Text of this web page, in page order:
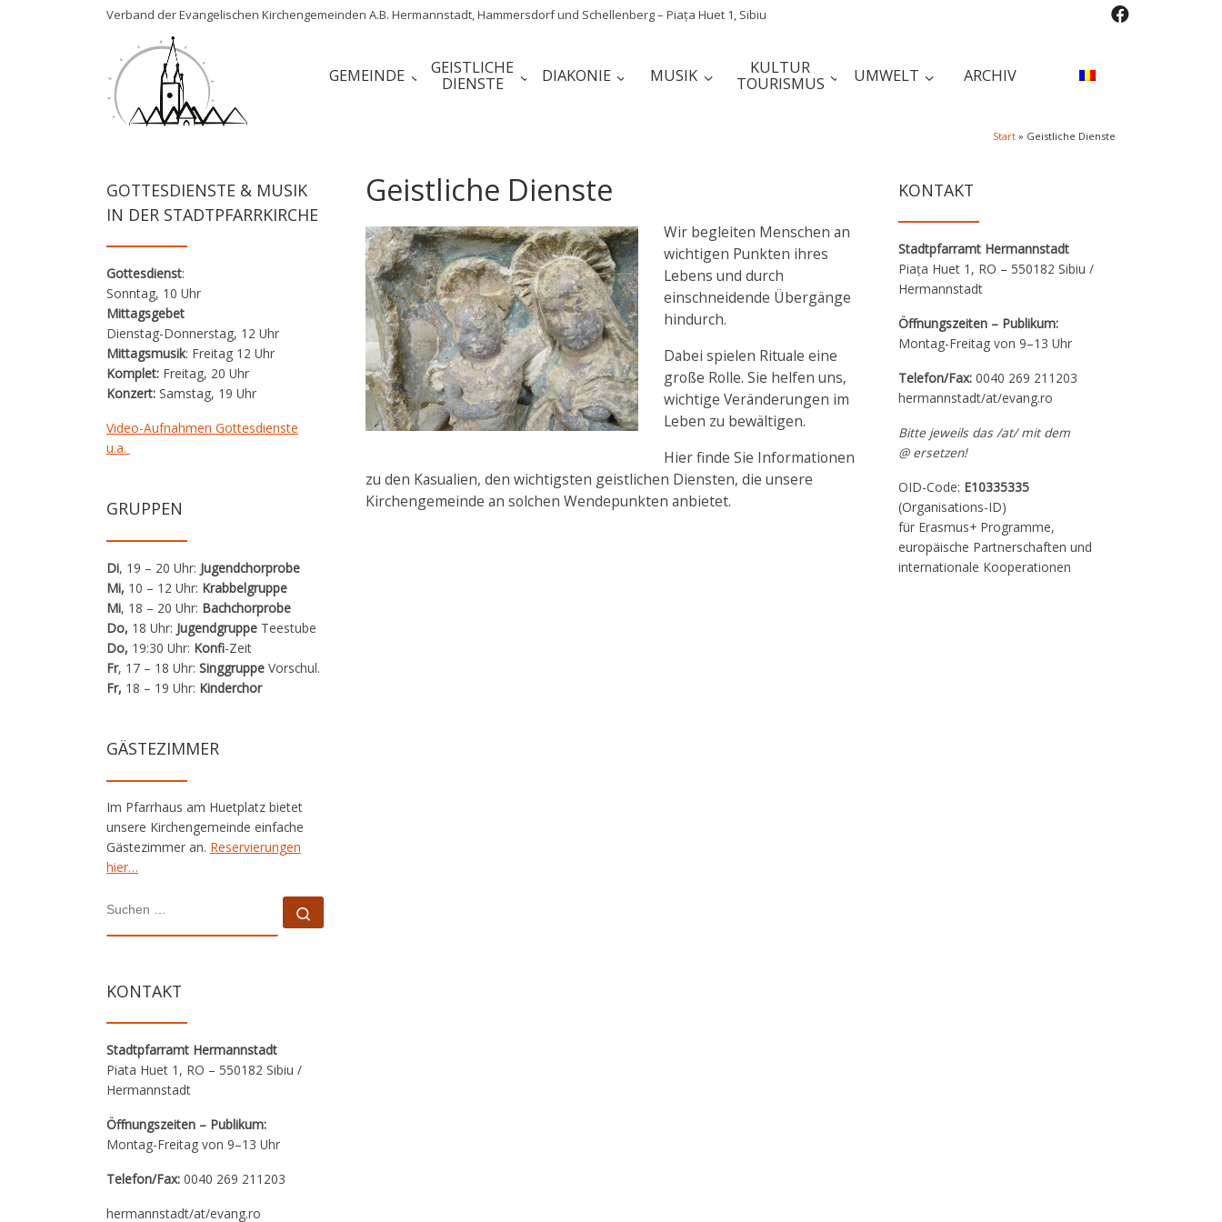
Verband der Evangelischen Kirchengemeinden A.B. Hermannstadt, Hammersdorf und Schellenberg – Piața Huet 1, Sibiu
GEMEINDE GEISTLICHE
DIENSTE DIAKONIE MUSIK KULTUR
TOURISMUS UMWELT ARCHIV
Start » Geistliche Dienste
Geistliche Dienste
Wir begleiten Menschen an
wichtigen Punkten ihres
Lebens und durch
einschneidende Übergänge
hindurch.
Dabei spielen Rituale eine
große Rolle. Sie helfen uns,
wichtige Veränderungen im
Leben zu bewältigen.
Hier finde Sie Informationen
zu den Kasualien, den wichtigsten geistlichen Diensten, die unsere
Kirchengemeinde an solchen Wendepunkten anbietet.
GOTTESDIENSTE & MUSIK
IN DER STADTPFARRKIRCHE
Gottesdienst:
Sonntag, 10 Uhr
Mittagsgebet
Dienstag-Donnerstag, 12 Uhr
Mittagsmusik: Freitag 12 Uhr
Komplet: Freitag, 20 Uhr
Konzert: Samstag, 19 Uhr
Video-Aufnahmen Gottesdienste
u.a.
GRUPPEN
Di, 19 – 20 Uhr: Jugendchorprobe
Mi, 10 – 12 Uhr: Krabbelgruppe
Mi, 18 – 20 Uhr: Bachchorprobe
Do, 18 Uhr: Jugendgruppe Teestube
Do, 19:30 Uhr: Konfi-Zeit
Fr, 17 – 18 Uhr: Singgruppe Vorschul.
Fr, 18 – 19 Uhr: Kinderchor
GÄSTEZIMMER
Im Pfarrhaus am Huetplatz bietet
unsere Kirchengemeinde einfache
Gästezimmer an. Reservierungen
hier…
SUCHE
KONTAKT
Stadtpfarramt Hermannstadt
Piata Huet 1, RO – 550182 Sibiu /
Hermannstadt
Öffnungszeiten – Publikum:
Montag-Freitag von 9–13 Uhr
Telefon/Fax: 0040 269 211203
hermannstadt/at/evang.ro
KONTAKT
Stadtpfarramt Hermannstadt
Piața Huet 1, RO – 550182 Sibiu /
Hermannstadt
Öffnungszeiten – Publikum:
Montag-Freitag von 9–13 Uhr
Telefon/Fax: 0040 269 211203
hermannstadt/at/evang.ro
Bitte jeweils das /at/ mit dem
@ ersetzen!
OID-Code: E10335335
(Organisations-ID)
für Erasmus+ Programme,
europäische Partnerschaften und
internationale Kooperationen